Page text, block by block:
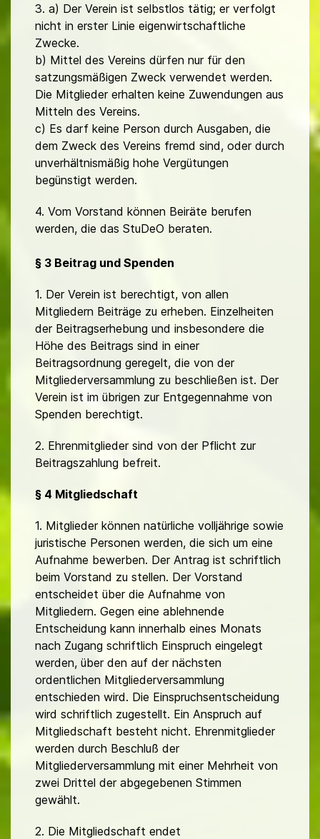
3. a) Der Verein ist selbstlos tätig; er verfolgt
nicht in erster Linie eigenwirtschaftliche
Zwecke.
b) Mittel des Vereins dürfen nur für den
satzungsmäßigen Zweck verwendet werden.
Die Mitglieder erhalten keine Zuwendungen aus
Mitteln des Vereins.
c) Es darf keine Person durch Ausgaben, die
dem Zweck des Vereins fremd sind, oder durch
unverhältnismäßig hohe Vergütungen
begünstigt werden.
4. Vom Vorstand können Beiräte berufen
werden, die das StuDeO beraten.
§ 3 Beitrag und Spenden
1. Der Verein ist berechtigt, von allen
Mitgliedern Beiträge zu erheben. Einzelheiten
der Beitragserhebung und insbesondere die
Höhe des Beitrags sind in einer
Beitragsordnung geregelt, die von der
Mitgliederversammlung zu beschließen ist. Der
Verein ist im übrigen zur Entgegennahme von
Spenden berechtigt.
2. Ehrenmitglieder sind von der Pflicht zur
Beitragszahlung befreit.
§ 4 Mitgliedschaft
1. Mitglieder können natürliche volljährige sowie
juristische Personen werden, die sich um eine
Aufnahme bewerben. Der Antrag ist schriftlich
beim Vorstand zu stellen. Der Vorstand
entscheidet über die Aufnahme von
Mitgliedern. Gegen eine ablehnende
Entscheidung kann innerhalb eines Monats
nach Zugang schriftlich Einspruch eingelegt
werden, über den auf der nächsten
ordentlichen Mitgliederversammlung
entschieden wird. Die Einspruchsentscheidung
wird schriftlich zugestellt. Ein Anspruch auf
Mitgliedschaft besteht nicht. Ehrenmitglieder
werden durch Beschluß der
Mitgliederversammlung mit einer Mehrheit von
zwei Drittel der abgegebenen Stimmen
gewählt.
2. Die Mitgliedschaft endet